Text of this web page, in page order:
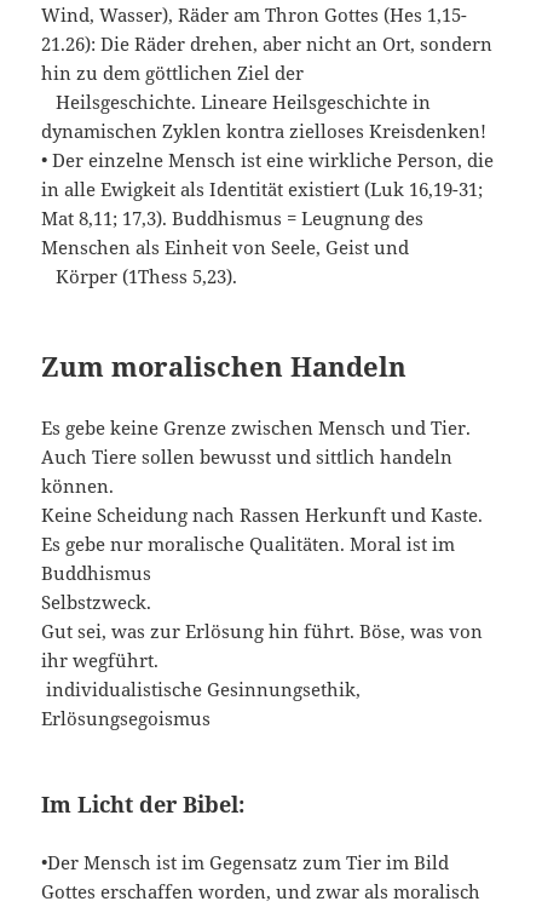
Wind, Wasser), Räder am Thron Gottes (Hes 1,15-
21.26): Die Räder drehen, aber nicht an Ort, sondern
hin zu dem göttlichen Ziel der
Heilsgeschichte. Lineare Heilsgeschichte in
dynamischen Zyklen kontra zielloses Kreisdenken!
• Der einzelne Mensch ist eine wirkliche Person, die
in alle Ewigkeit als Identität existiert (Luk 16,19-31;
Mat 8,11; 17,3). Buddhismus = Leugnung des
Menschen als Einheit von Seele, Geist und
Körper (1Thess 5,23).
Zum moralischen Handeln
Es gebe keine Grenze zwischen Mensch und Tier.
Auch Tiere sollen bewusst und sittlich handeln
können.
Keine Scheidung nach Rassen Herkunft und Kaste.
Es gebe nur moralische Qualitäten. Moral ist im
Buddhismus
Selbstzweck.
Gut sei, was zur Erlösung hin führt. Böse, was von
ihr wegführt.
individualistische Gesinnungsethik,
Erlösungsegoismus
Im Licht der Bibel:
•Der Mensch ist im Gegensatz zum Tier im Bild
Gottes erschaffen worden, und zwar als moralisch